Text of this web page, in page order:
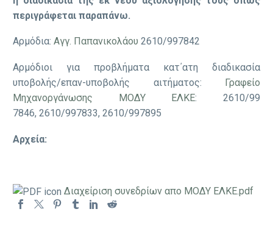
περιγράφεται παραπάνω.
Αρμόδια: Αγγ. Παπανικολάου 2610/997842
Αρμόδιοι για προβλήματα κατ΄ατη διαδικασία
υποβολής/επαν-υποβολής αιτήματος: Γραφείο
Μηχανοργάνωσης ΜΟΔΥ ΕΛΚΕ: 2610/99
7846, 2610/997833, 2610/997895
Αρχεία:
Διαχείριση συνεδρίων απο ΜΟΔΥ ΕΛΚΕ.pdf